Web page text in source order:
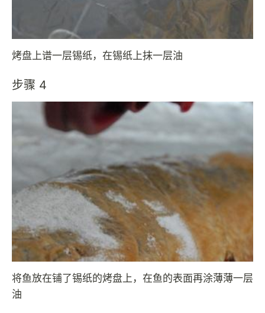
烤盘上谱一层锡纸，在锡纸上抹一层油
步骤 4
将鱼放在铺了锡纸的烤盘上，在鱼的表面再涂薄薄一层
油